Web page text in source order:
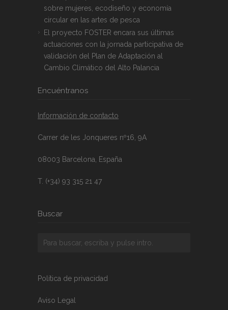
sobre mujeres, ecodiseño y economía
circular en las artes de pesca
El proyecto FOSTER encara sus últimas
actuaciones con la jornada participativa de
validación del Plan de Adaptación al
Cambio Climático del Alto Palancia
Encuéntranos
Información de contacto
Carrer de les Jonqueres nº16, 9A
08003 Barcelona, España
T. (+34) 93 315 21 47
Buscar
Política de privacidad
Aviso Legal